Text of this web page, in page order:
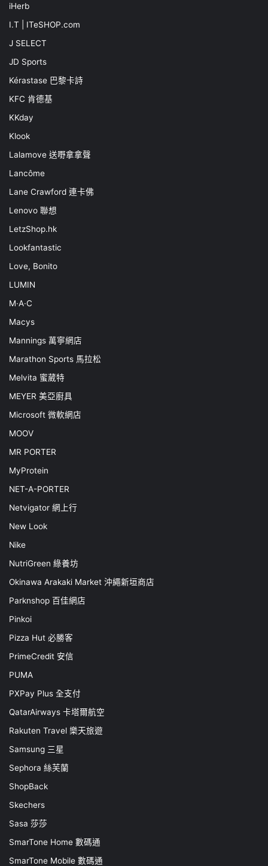
iHerb
I.T | ITeSHOP.com
J SELECT
JD Sports
Kérastase 巴黎卡詩
KFC 肯德基
KKday
Klook
Lalamove 送嘢拿拿聲
Lancôme
Lane Crawford 連卡佛
Lenovo 聯想
LetzShop.hk
Lookfantastic
Love, Bonito
LUMIN
M·A·C
Macys
Mannings 萬寧網店
Marathon Sports 馬拉松
Melvita 蜜葳特
MEYER 美亞廚具
Microsoft 微軟網店
MOOV
MR PORTER
MyProtein
NET-A-PORTER
Netvigator 網上行
New Look
Nike
NutriGreen 綠養坊
Okinawa Arakaki Market 沖繩新垣商店
Parknshop 百佳網店
Pinkoi
Pizza Hut 必勝客
PrimeCredit 安信
PUMA
PXPay Plus 全支付
QatarAirways 卡塔爾航空
Rakuten Travel 樂天旅遊
Samsung 三星
Sephora 絲芙蘭
ShopBack
Skechers
Sasa 莎莎
SmarTone Home 數碼通
SmarTone Mobile 數碼通